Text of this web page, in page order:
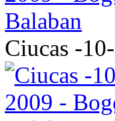
Ciucas -